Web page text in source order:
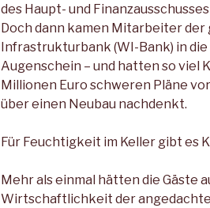
des Haupt- und
Doch dann kamen Mitarbeiter
Infrastrukturbank (WI-Bank) in die
Augenschein – und hatten so viel
Millionen Euro schweren Pläne
über einen Neubau nachdenkt.
Für Feuchtigkeit im Keller gibt es
Mehr als einmal hätten die Gäste
Wirtschaftlichkeit der